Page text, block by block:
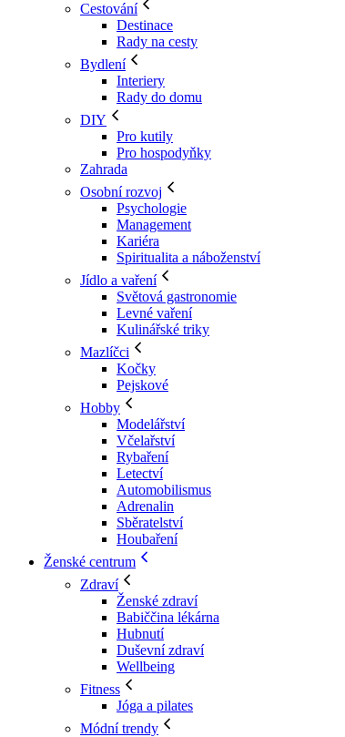
Cestování
Destinace
Rady na cesty
Bydlení
Interiery
Rady do domu
DIY
Pro kutily
Pro hospodyňky
Zahrada
Osobní rozvoj
Psychologie
Management
Kariéra
Spiritualita a náboženství
Jídlo a vaření
Světová gastronomie
Levné vaření
Kulinářské triky
Mazlíčci
Kočky
Pejskové
Hobby
Modelářství
Včelařství
Rybaření
Letectví
Automobilismus
Adrenalin
Sběratelství
Houbaření
Ženské centrum
Zdraví
Ženské zdraví
Babiččina lékárna
Hubnutí
Duševní zdraví
Wellbeing
Fitness
Jóga a pilates
Módní trendy